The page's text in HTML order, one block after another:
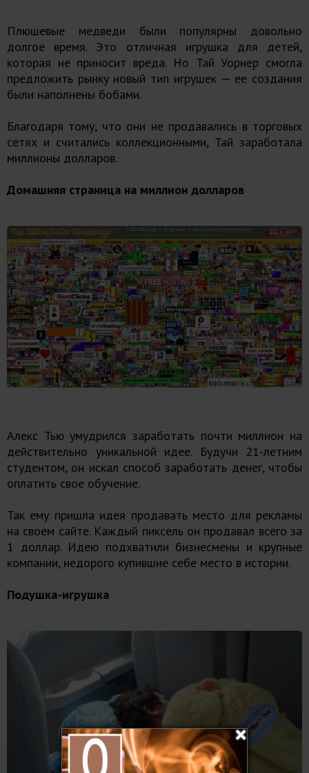
Плюшевые медведи были популярны довольно
долгое время. Это отличная игрушка для детей,
которая не приносит вреда. Но Тай Уорнер смогла
предложить рынку новый тип игрушек — ее создания
были наполнены бобами.
Благодаря тому, что они не продавались в торговых
сетях и считались коллекционными, Тай заработала
миллионы долларов.
Домашняя страница на миллион долларов
Алекс Тью умудрился заработать почти миллион на
действительно уникальной идее. Будучи 21-летним
студентом, он искал способ заработать денег, чтобы
оплатить свое обучение.
Так ему пришла идея продавать место для рекламы
на своем сайте. Каждый пиксель он продавал всего за
1 доллар. Идею подхватили бизнесмены и крупные
компании, недорого купившие себе место в истории.
Подушка-игрушка